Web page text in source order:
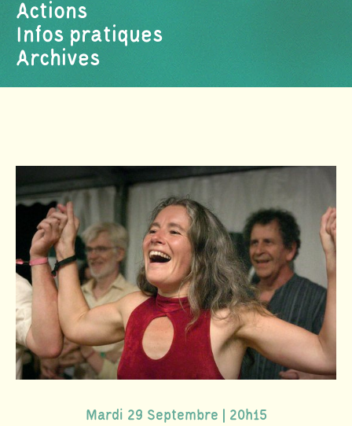
Actions
Infos pratiques
Archives
Mardi 29 Septembre | 20h15